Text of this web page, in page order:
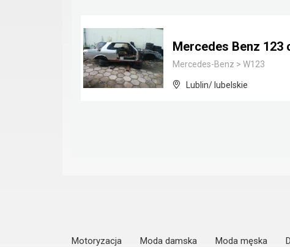
Mercedes Benz 123
Mercedes-Benz > W123
Lublin/ lubelskie
Motoryzacja Moda damska Moda męska